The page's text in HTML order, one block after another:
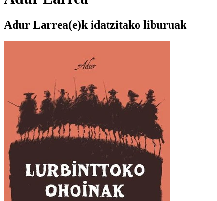
Adur Larrea(e)k idatzitako liburuak